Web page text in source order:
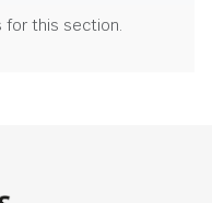
for this section.